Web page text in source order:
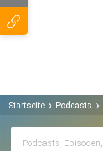
Startseite Podcasts